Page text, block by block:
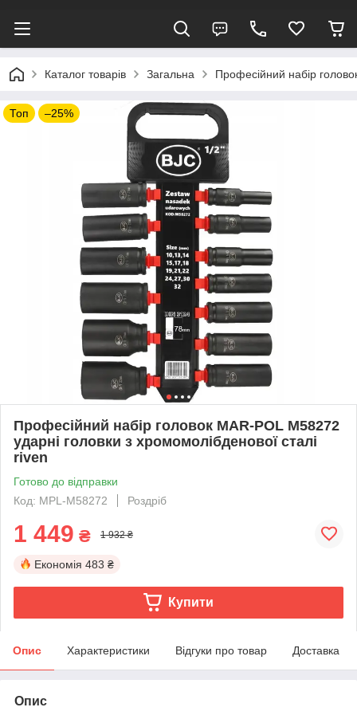
Каталог товарів Загальна Професійний набір
Топ –25%
Професійний набір головок MAR-POL M58272
ударні головки з хромомолібденової сталі
riven
Готово до відправки
Код: MPL-M58272
Роздріб
1 449 ₴ 1 932 ₴
Економія 483 ₴
Купити
Опис Характеристики Відгуки про товар Доставка
Опис